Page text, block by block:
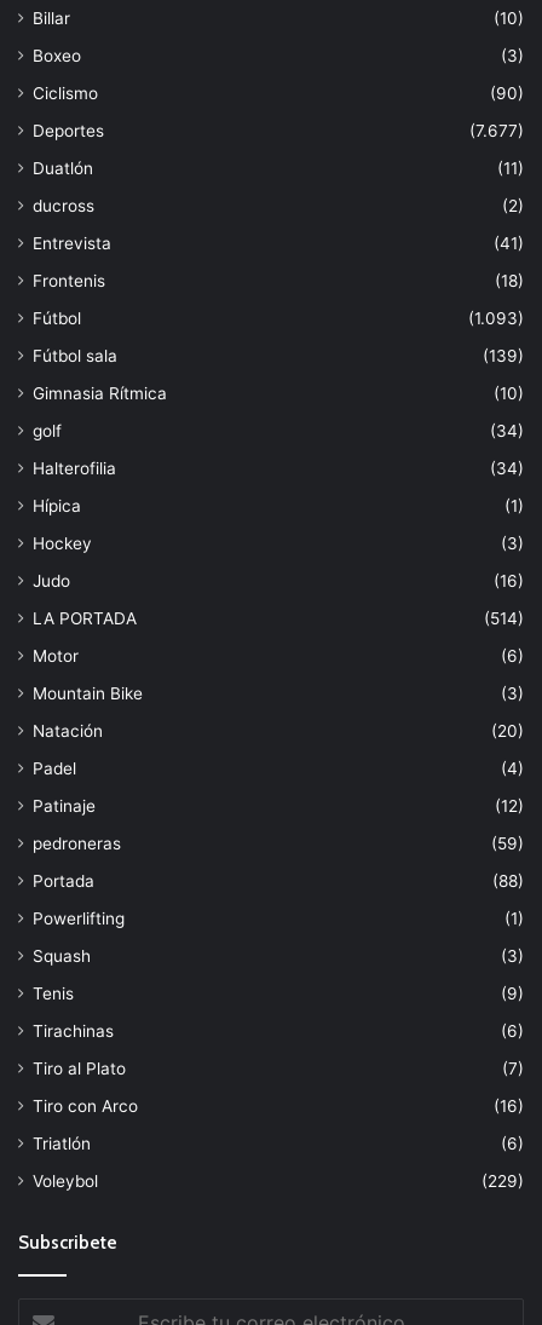
Billar
(10)
Boxeo
(3)
Ciclismo
(90)
Deportes
(7.677)
Duatlón
(11)
ducross
(2)
Entrevista
(41)
Frontenis
(18)
Fútbol
(1.093)
Fútbol sala
(139)
Gimnasia Rítmica
(10)
golf
(34)
Halterofilia
(34)
Hípica
(1)
Hockey
(3)
Judo
(16)
LA PORTADA
(514)
Motor
(6)
Mountain Bike
(3)
Natación
(20)
Padel
(4)
Patinaje
(12)
pedroneras
(59)
Portada
(88)
Powerlifting
(1)
Squash
(3)
Tenis
(9)
Tirachinas
(6)
Tiro al Plato
(7)
Tiro con Arco
(16)
Triatlón
(6)
Voleybol
(229)
Subscribete